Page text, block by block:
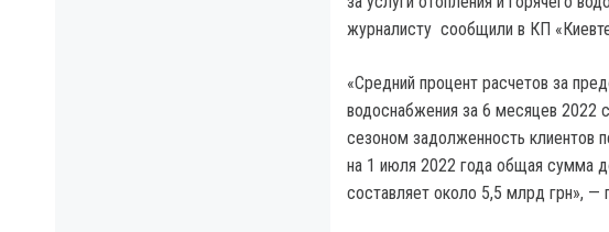
журналисту сообщили в КП
«Средний процент расчетов за
водоснабжения за 6 месяцев 2022
сезоном задолженность клиентов
на 1 июля 2022 года общая сумма
составляет около 5,5 млрд грн», —